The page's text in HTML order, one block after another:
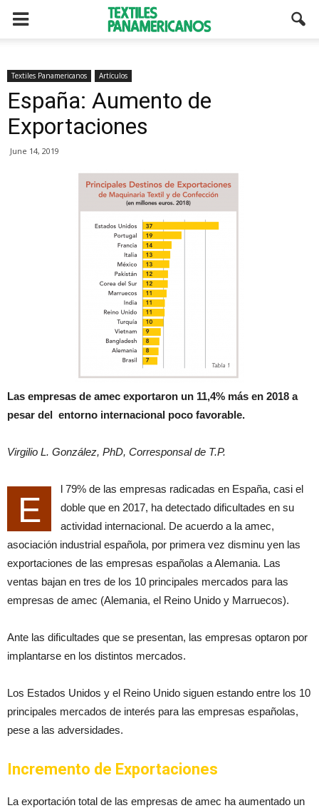
Textiles Panamericanos Artículos
España: Aumento de
Exportaciones
June 14, 2019
Las empresas de amec exportaron un 11,4% más en 2018 a
pesar del entorno internacional poco favorable.
Virgilio L. González, PhD, Corresponsal de T.P.
E
l 79% de las empresas radicadas en España, casi el
doble que en 2017, ha detectado dificultades en su
actividad internacional. De acuerdo a la amec,
asociación industrial española, por primera vez disminu yen las
exportaciones de las empresas españolas a Alemania. Las
ventas bajan en tres de los 10 principales mercados para las
empresas de amec (Alemania, el Reino Unido y Marruecos).
Ante las dificultades que se presentan, las empresas optaron por
implantarse en los distintos mercados.
Los Estados Unidos y el Reino Unido siguen estando entre los 10
principales mercados de interés para las empresas españolas,
pese a las adversidades.
Incremento de Exportaciones
La exportación total de las empresas de amec ha aumentado un